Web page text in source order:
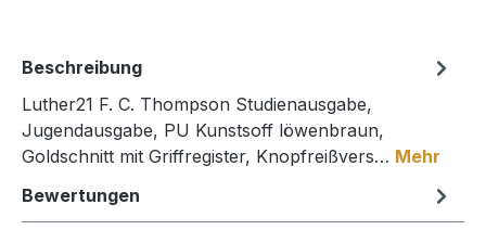
Beschreibung
Luther21 F. C. Thompson Studienausgabe,
Jugendausgabe, PU Kunstsoff löwenbraun,
Goldschnitt mit Griffregister, Knopfreißvers… Mehr
Bewertungen